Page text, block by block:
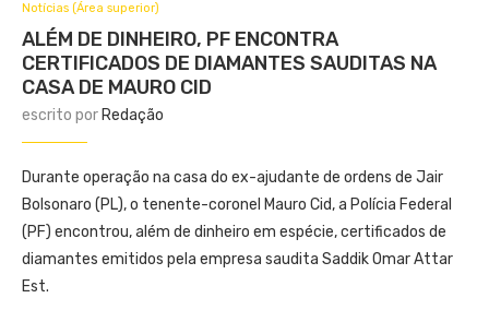
Notícias (Área superior)
ALÉM DE DINHEIRO, PF ENCONTRA
CERTIFICADOS DE DIAMANTES SAUDITAS NA
CASA DE MAURO CID
escrito por Redação
Durante operação na casa do ex-ajudante de ordens de Jair
Bolsonaro (PL), o tenente-coronel Mauro Cid, a Polícia Federal
(PF) encontrou, além de dinheiro em espécie, certificados de
diamantes emitidos pela empresa saudita Saddik Omar Attar
Est.